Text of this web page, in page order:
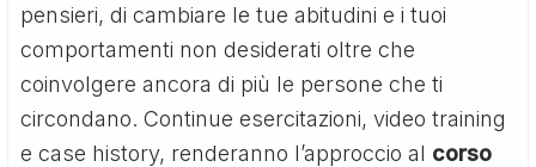
pensieri, di cambiare le tue abitudini e i tuoi
comportamenti non desiderati oltre che
coinvolgere ancora di più le persone che ti
circondano. Continue esercitazioni, video training
e case history, renderanno l’approccio al corso